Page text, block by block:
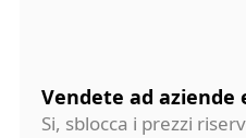
Vendete ad aziende
Si, sblocca i prezzi